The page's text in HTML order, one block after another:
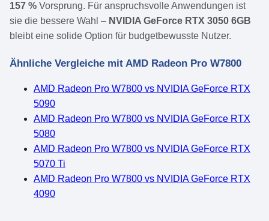
157 % Vorsprung. Für anspruchsvolle Anwendungen ist
sie die bessere Wahl – NVIDIA GeForce RTX 3050 6GB
bleibt eine solide Option für budgetbewusste Nutzer.
Ähnliche Vergleiche mit AMD Radeon Pro W7800
AMD Radeon Pro W7800 vs NVIDIA GeForce RTX
5090
AMD Radeon Pro W7800 vs NVIDIA GeForce RTX
5080
AMD Radeon Pro W7800 vs NVIDIA GeForce RTX
5070 Ti
AMD Radeon Pro W7800 vs NVIDIA GeForce RTX
4090